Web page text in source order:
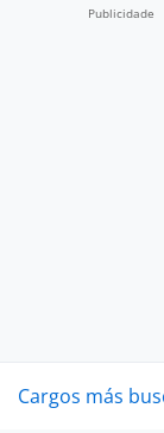
Cargos más